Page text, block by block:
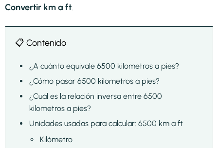
Convertir km a ft.
📋 Contenido
¿A cuánto equivale 6500 kilometros a pies?
¿Cómo pasar 6500 kilometros a pies?
¿Cuál es la relación inversa entre 6500
kilometros a pies?
Unidades usadas para calcular: 6500 km a ft
Kilómetro